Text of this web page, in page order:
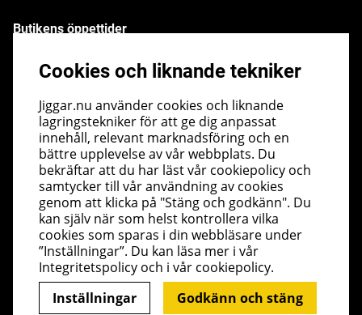
Butikens öppettider
Lördag - kl 10.00 - 14.00
Nyhetsbrev
I vårt nyhetsbrev får du ta del av nyheter och
erbjudanden före alla andra. Registrera dig här nedan.
Skicka
Cookies och liknande tekniker
Jiggar.nu använder cookies och liknande
lagringstekniker för att ge dig anpassat
innehåll, relevant marknadsföring och en
bättre upplevelse av vår webbplats. Du
bekräftar att du har läst vår cookiepolicy och
samtycker till vår användning av cookies
genom att klicka på "Stäng och godkänn". Du
kan själv när som helst kontrollera vilka
cookies som sparas i din webbläsare under
”Inställningar”. Du kan läsa mer i vår
Integritetspolicy och i vår cookiepolicy.
Inställningar
Godkänn och stäng